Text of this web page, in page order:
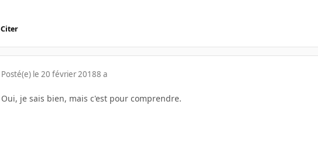
Citer
Posté(e) le 20 février 20188 a
Oui, je sais bien, mais c'est pour comprendre.